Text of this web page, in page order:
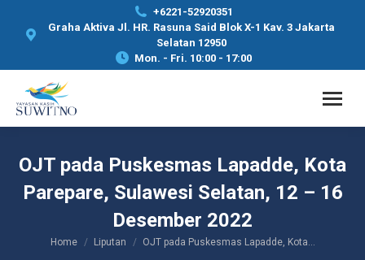
+6221-52920351
Graha Aktiva Jl. HR. Rasuna Said Blok X-1 Kav. 3 Jakarta
Selatan 12950
Mon. - Fri. 10:00 - 17:00
OJT pada Puskesmas Lapadde, Kota
Parepare, Sulawesi Selatan, 12 – 16
Desember 2022
You are here:
Home Liputan OJT pada Puskesmas Lapadde, Kota…